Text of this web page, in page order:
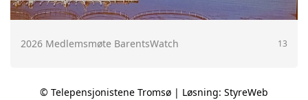
2026 Medlemsmøte BarentsWatch 13
© Telepensjonistene Tromsø | Løsning: StyreWeb